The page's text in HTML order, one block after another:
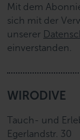
Mit dem
sich mit der
unserer
einverstanden.
WIRODIVE
Tauch- und
Egerlandstr. 30